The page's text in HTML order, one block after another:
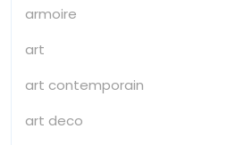
armoire
art
art contemporain
art deco